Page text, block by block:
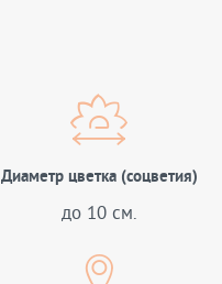
Диаметр цветка (соцветия)
до 10 см.